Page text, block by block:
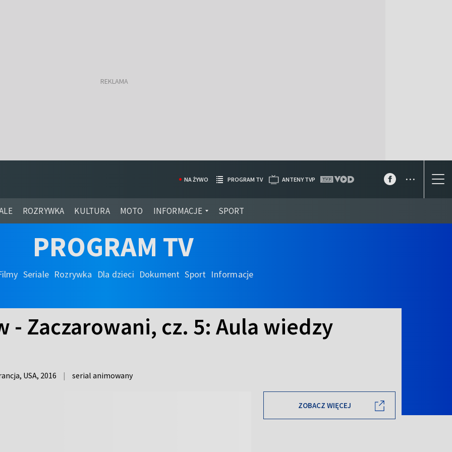
ROZRYWKA KULTURA MOTO INFORMACJE SPORT
NA ŻYWO PROGRAM TV ANTENY TVP ...
PROGRAM TV
Seriale Rozrywka Dla dzieci Dokument Sport Informacje
- Zaczarowani, cz. 5: Aula wiedzy
USA, 2016 | serial animowany
ZOBACZ WIĘCEJ